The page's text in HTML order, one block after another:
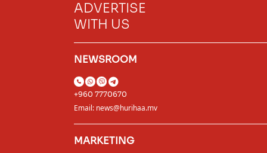
ADVERTISE
WITH US
NEWSROOM
+960 7770670
Email: news@hurihaa.mv
MARKETING